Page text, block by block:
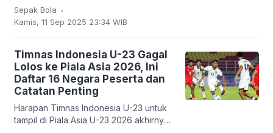
mencatatkan sejarah baru: untuk
pertama
Sepak Bola .
Kamis, 11 Sep 2025 23:34 WIB
Timnas Indonesia U-23 Gagal
Lolos ke Piala Asia 2026, Ini
Daftar 16 Negara Peserta dan
Catatan Penting
Harapan Timnas Indonesia U-23 untuk
tampil di Piala Asia U-23 2026 akhirnya